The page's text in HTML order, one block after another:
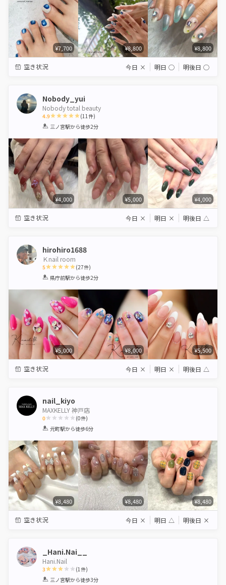
¥7,700 ¥8,800 ¥8,800
空き状況 今日 × 明日 ◯ 明後日 ◯
Nobody_yui
Nobody total beauty
4.9
1 2 3 4 5
(11件)
三ノ宮駅から徒歩2分
¥4,000 ¥5,000 ¥4,000
空き状況 今日 × 明日 × 明後日 △
hirohiro1688
Ｋnail room
5
1 2 3 4 5
(27件)
県庁前駅から徒歩2分
¥5,000 ¥8,000 ¥5,500
空き状況 今日 × 明日 × 明後日 △
nail_kiyo
MAXKELLY 神戸店
0
1 2 3 4 5
(0件)
元町駅から徒歩6分
¥8,480 ¥8,480 ¥8,480
空き状況 今日 × 明日 △ 明後日 ×
_Hani.Nai__
Hani.Nail
3
1 2 3 4 5
(1件)
三ノ宮駅から徒歩3分